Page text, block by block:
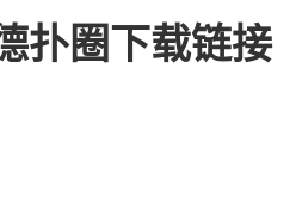
扑圈下载链接